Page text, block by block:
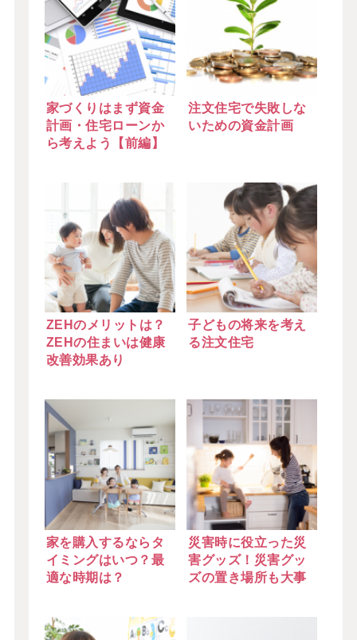
家づくりはまず資金
計画・住宅ローンか
ら考えよう【前編】
注文住宅で失敗しな
いための資金計画
ZEHのメリットは？
ZEHの住まいは健康
改善効果あり
子どもの将来を考え
る注文住宅
家を購入するならタ
イミングはいつ？最
適な時期は？
災害時に役立った災
害グッズ！災害グッ
ズの置き場所も大事